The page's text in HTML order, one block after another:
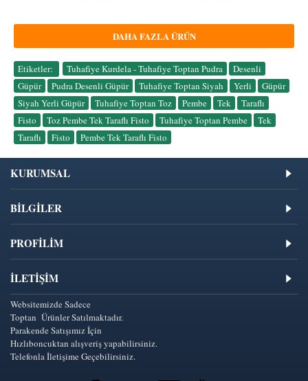
DAHA FAZLA ÜRÜN
Etiketler: Tuhafiye Kurdela - Tuhafiye Toptan Pudra Desenli
Güpür
Pudra Desenli Güpür Tuhafiye Toptan Siyah Yerli Güpür
Siyah Yerli Güpür
Tuhafiye Toptan Toz Pembe Tek Taraflı
Fisto
Toz Pembe Tek Taraflı Fisto Tuhafiye Toptan Pembe Tek
Taraflı
Fisto Pembe Tek Taraflı Fisto
KURUMSAL
BİLGİLER
PROFİLİM
İLETIŞIM
Websitemizde Sadece
Toptan Ürünler Satılmaktadır.
Parakende Satışımız İçin
Hızlıboncuktan alışveriş yapabilirsiniz.
Telefonla İletişime Geçebilirsiniz.